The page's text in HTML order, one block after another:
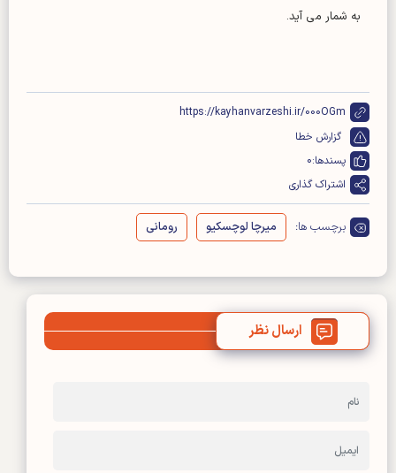
به شمار می آید.
https://kayhanvarzeshi.ir/000OGm
گزارش خطا
پسندها:0
اشتراک گذاری
برچسب ها: میرچا لوچسکیو رومانی
ارسال نظر